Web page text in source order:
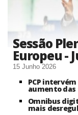
Sessão
Europeu -
15 Junho 2026
PCP
aumento
Omnibus
mais